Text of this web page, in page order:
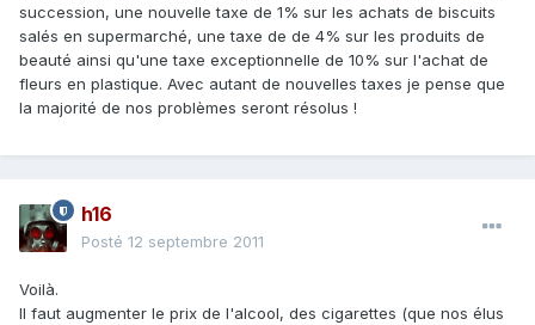
succession, une nouvelle taxe de 1% sur les achats de biscuits
salés en supermarché, une taxe de de 4% sur les produits de
beauté ainsi qu'une taxe exceptionnelle de 10% sur l'achat de
fleurs en plastique. Avec autant de nouvelles taxes je pense que
la majorité de nos problèmes seront résolus !
h16
Posté 12 septembre 2011
Voilà.
Il faut augmenter le prix de l'alcool, des cigarettes (que nos élus